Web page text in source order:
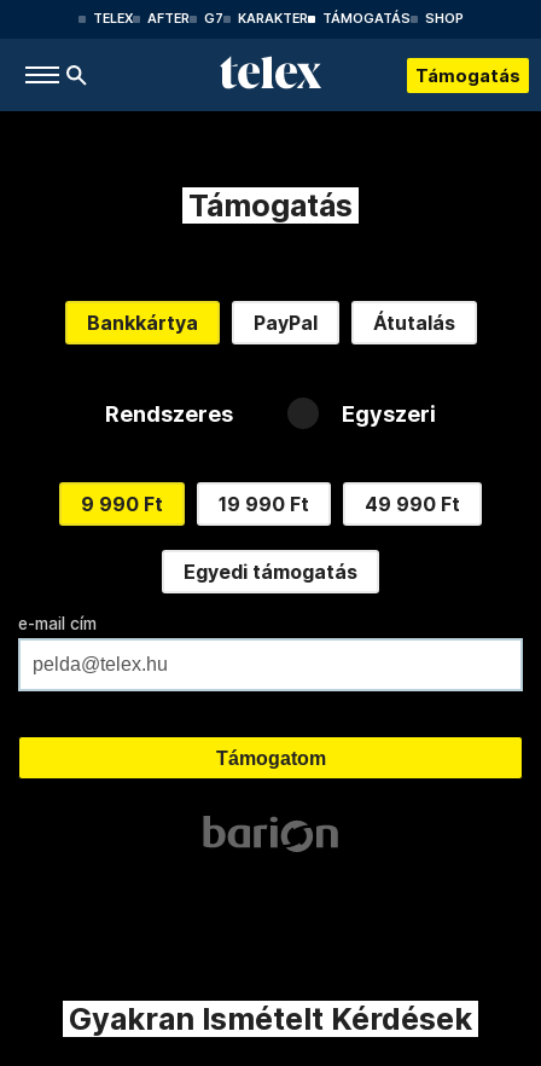
TELEX AFTER G7 KARAKTER TÁMOGATÁS SHOP
Támogatás
Támogatás
Bankkártya PayPal Átutalás
Rendszeres Egyszeri
9 990 Ft 19 990 Ft 49 990 Ft
Egyedi támogatás
e-mail cím
Gyakran Ismételt Kérdések